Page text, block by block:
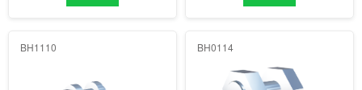
BH1110 BH0114